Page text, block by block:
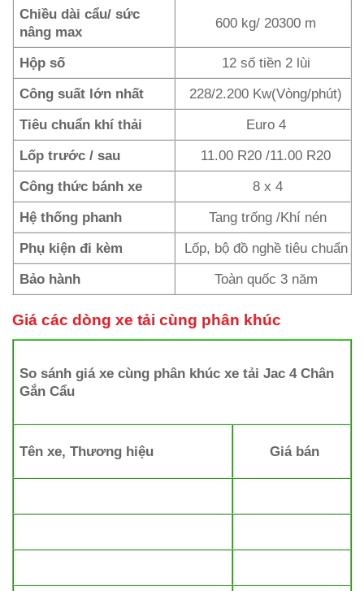
Chiều dài cẩu/ sức
nâng max
600 kg/ 20300 m
Hộp số
12 số tiền 2 lùi
Công suất lớn nhất
228/2.200 Kw(Vòng/phút)
Tiêu chuẩn khí thải
Euro 4
Lốp trước / sau
11.00 R20 /11.00 R20
Công thức bánh xe
8 x 4
Hệ thống phanh
Tang trống /Khí nén
Phụ kiện đi kèm
Lốp, bộ đồ nghề tiêu chuẩn
Bảo hành
Toàn quốc 3 năm
Giá các dòng xe tải cùng phân khúc
So sánh giá xe cùng phân khúc xe tải Jac 4 Chân
Gắn Cẩu
Tên xe, Thương hiệu Giá bán